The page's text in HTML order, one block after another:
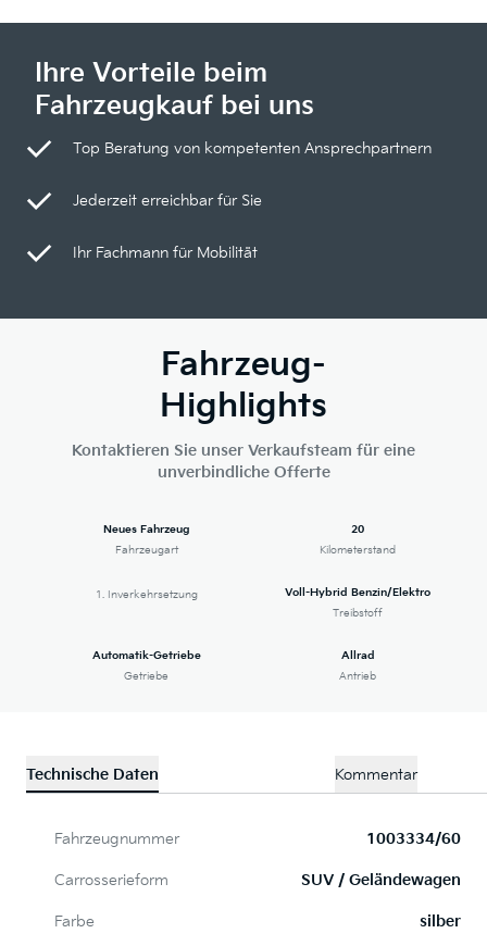
Ihre Vorteile beim
Fahrzeugkauf bei uns
Top Beratung von kompetenten Ansprechpartnern
Jederzeit erreichbar für Sie
Ihr Fachmann für Mobilität
Fahrzeug-
Highlights
Kontaktieren Sie unser Verkaufsteam für eine
unverbindliche Offerte
Neues Fahrzeug
Fahrzeugart
20
Kilometerstand
1. Inverkehrsetzung
Voll-Hybrid Benzin/Elektro
Treibstoff
Automatik-Getriebe
Getriebe
Allrad
Antrieb
Technische Daten Kommentar
Fahrzeugnummer 1003334/60
Carrosserieform SUV / Geländewagen
Farbe silber